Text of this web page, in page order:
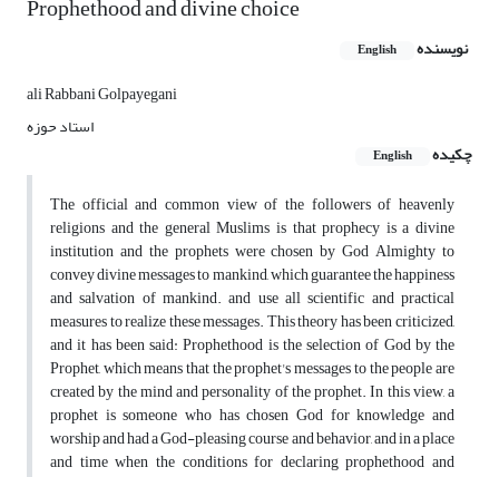
Prophethood and divine choice
نویسنده English
ali Rabbani Golpayegani
استاد حوزه
چکیده
English
The official and common view of the followers of heavenly
religions and the general Muslims is that prophecy is a divine
institution and the prophets were chosen by God Almighty to
convey divine messages to mankind, which guarantee the happiness
and salvation of mankind. and use all scientific and practical
measures to realize these messages. This theory has been criticized,
and it has been said: Prophethood is the selection of God by the
Prophet, which means that the prophet's messages to the people are
created by the mind and personality of the prophet. In this view, a
prophet is someone who has chosen God for knowledge and
worship and had a God-pleasing course and behavior, and in a place
and time when the conditions for declaring prophethood and